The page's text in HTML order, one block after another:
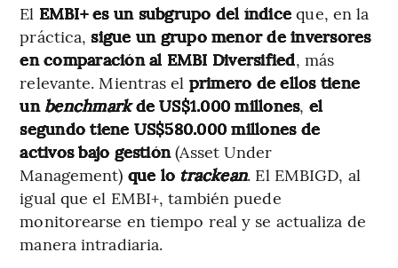
El EMBI+ es un subgrupo del índiceque, en la
práctica,sigue un grupo menor de inversores
en comparación al EMBI Diversified, más
relevante. Mientras el primero de ellos tiene
un benchmarkde US$1.000 millones, el
segundo tiene US$580.000 millones de
activos bajo gestión(Asset Under
Management) que lo trackean. El EMBIGD, al
igual que el EMBI+, también puede
monitorearse en tiempo real y se actualiza de
manera intradiaria.